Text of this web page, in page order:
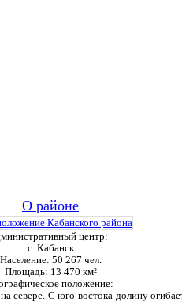
О районе
центр:
с. Кабанск
Население: 50 267 чел.
Площадь: 13 470 км²
положение:
С юго-востока долину